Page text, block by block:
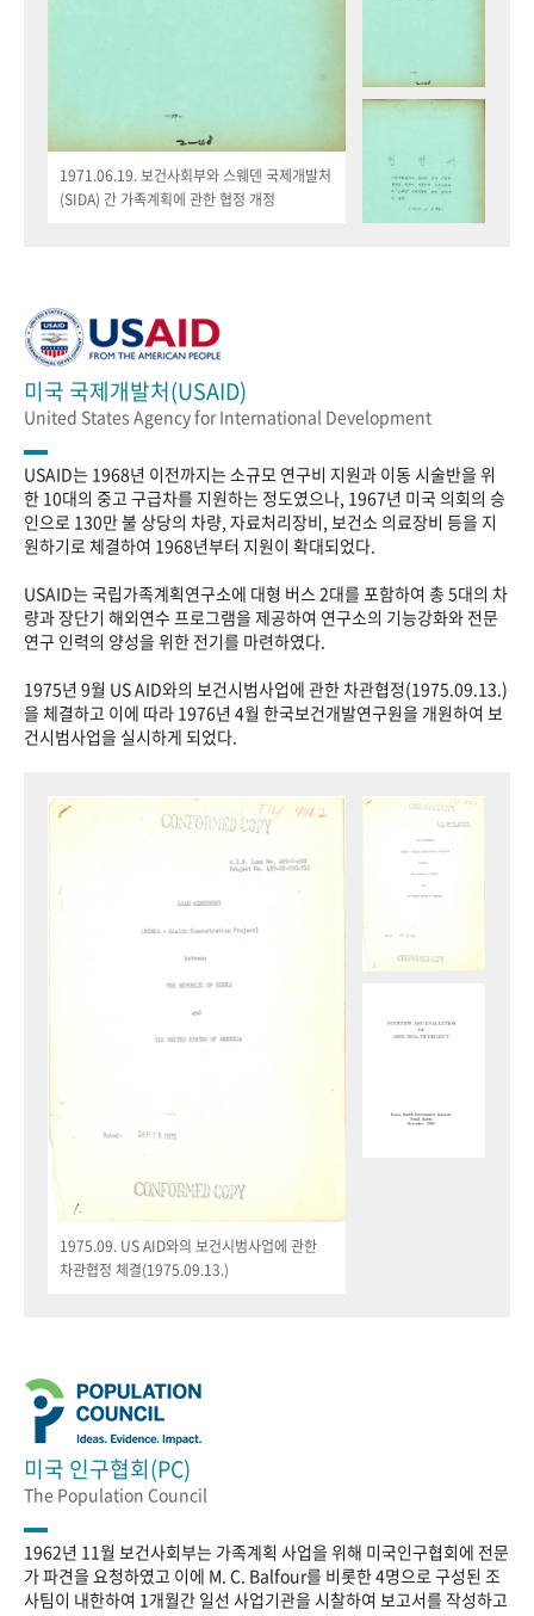
1971.06.19. 보건사회부와 스웨덴 국제개발처
(SIDA) 간 가족계획에 관한 협정 개정
미국 국제개발처(USAID)
United States Agency for International Development
USAID는 1968년 이전까지는 소규모 연구비 지원과 이동 시술반을 위
한 10대의 중고 구급차를 지원하는 정도였으나, 1967년 미국 의회의 승
인으로 130만 불 상당의 차량, 자료처리장비, 보건소 의료장비 등을 지
원하기로 체결하여 1968년부터 지원이 확대되었다.
USAID는 국립가족계획연구소에 대형 버스 2대를 포함하여 총 5대의 차
량과 장단기 해외연수 프로그램을 제공하여 연구소의 기능강화와 전문
연구 인력의 양성을 위한 전기를 마련하였다.
1975년 9월 US AID와의 보건시범사업에 관한 차관협정(1975.09.13.)
을 체결하고 이에 따라 1976년 4월 한국보건개발연구원을 개원하여 보
건시범사업을 실시하게 되었다.
1975.09. US AID와의 보건시범사업에 관한
차관협정 체결(1975.09.13.)
미국 인구협회(PC)
The Population Council
1962년 11월 보건사회부는 가족계획 사업을 위해 미국인구협회에 전문
가 파견을 요청하였고 이에 M. C. Balfour를 비롯한 4명으로 구성된 조
사팀이 내한하여 1개월간 일선 사업기관을 시찰하여 보고서를 작성하고